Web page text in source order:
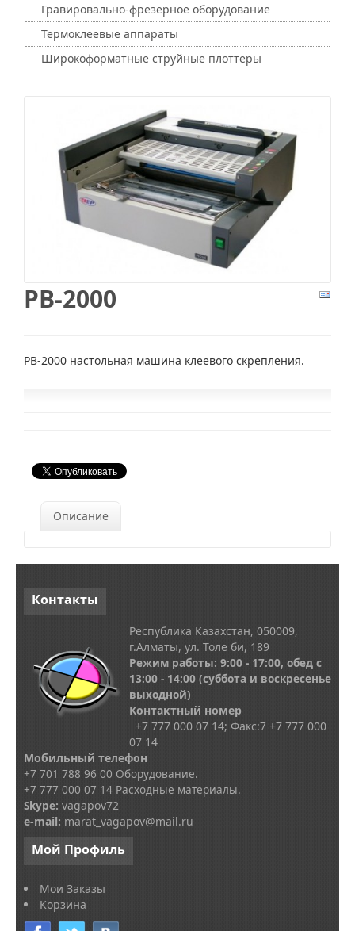
Гравировально-фрезерное оборудование
Термоклеевые аппараты
Широкоформатные струйные плоттеры
PB-2000
PB-2000 настольная машина клеевого скрепления.
Описание
Контакты
Республика Казахстан, 050009,
г.Алматы, ул. Толе би, 189
Режим работы: 9:00 - 17:00, обед с
13:00 - 14:00 (суббота и воскресенье
выходной)
Контактный номер
+7 777 000 07 14; Факс:7 +7 777 000
07 14
Мобильный телефон
+7 701 788 96 00 Оборудование.
+7 777 000 07 14 Расходные материалы.
Skype: vagapov72
e-mail: marat_vagapov@mail.ru
Мой Профиль
Мои Заказы
Корзина